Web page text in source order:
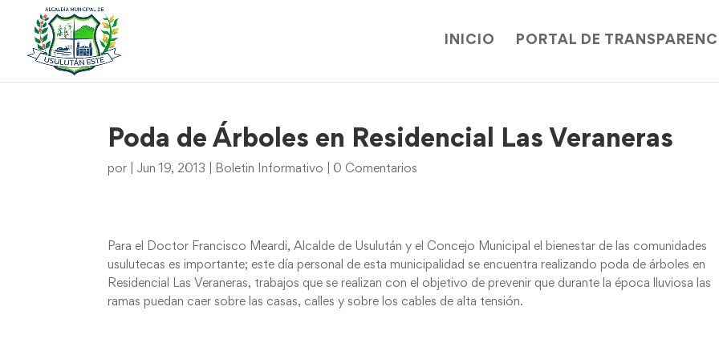
INICIO PORTAL DE
Poda de Árboles en Residencial Las Veraneras
por Jun 19, 2013 Boletin Informativo 0 Comentarios
Para el Doctor Francisco Meardi, Alcalde de Usulután y el Concejo Municipal el bienestar de las comunidades
usulutecas es importante; este día personal de esta municipalidad se encuentra realizando poda de árboles en
Residencial Las Veraneras, trabajos que se realizan con el objetivo de prevenir que durante la época lluviosa las
ramas puedan caer sobre las casas, calles y sobre los cables de alta tensión.